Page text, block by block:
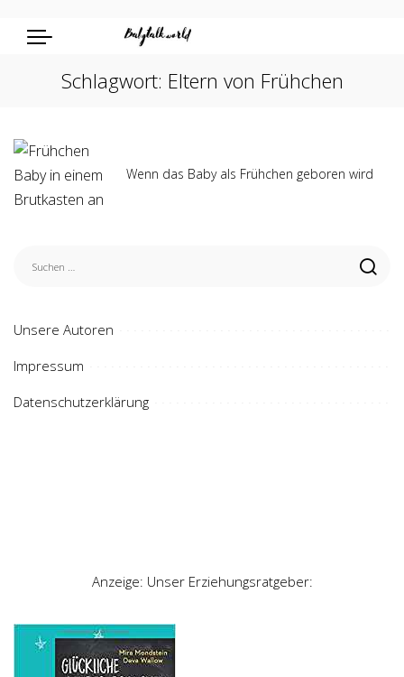
Schlagwort: Eltern von Frühchen
Wenn das Baby als Frühchen geboren wird
Unsere Autoren
Impressum
Datenschutzerklärung
Anzeige: Unser Erziehungsratgeber: